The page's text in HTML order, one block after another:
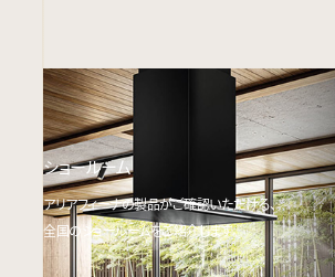
ショールーム
アリアフィーナの製品がご確認いただける、
全国のショールームをご紹介します。